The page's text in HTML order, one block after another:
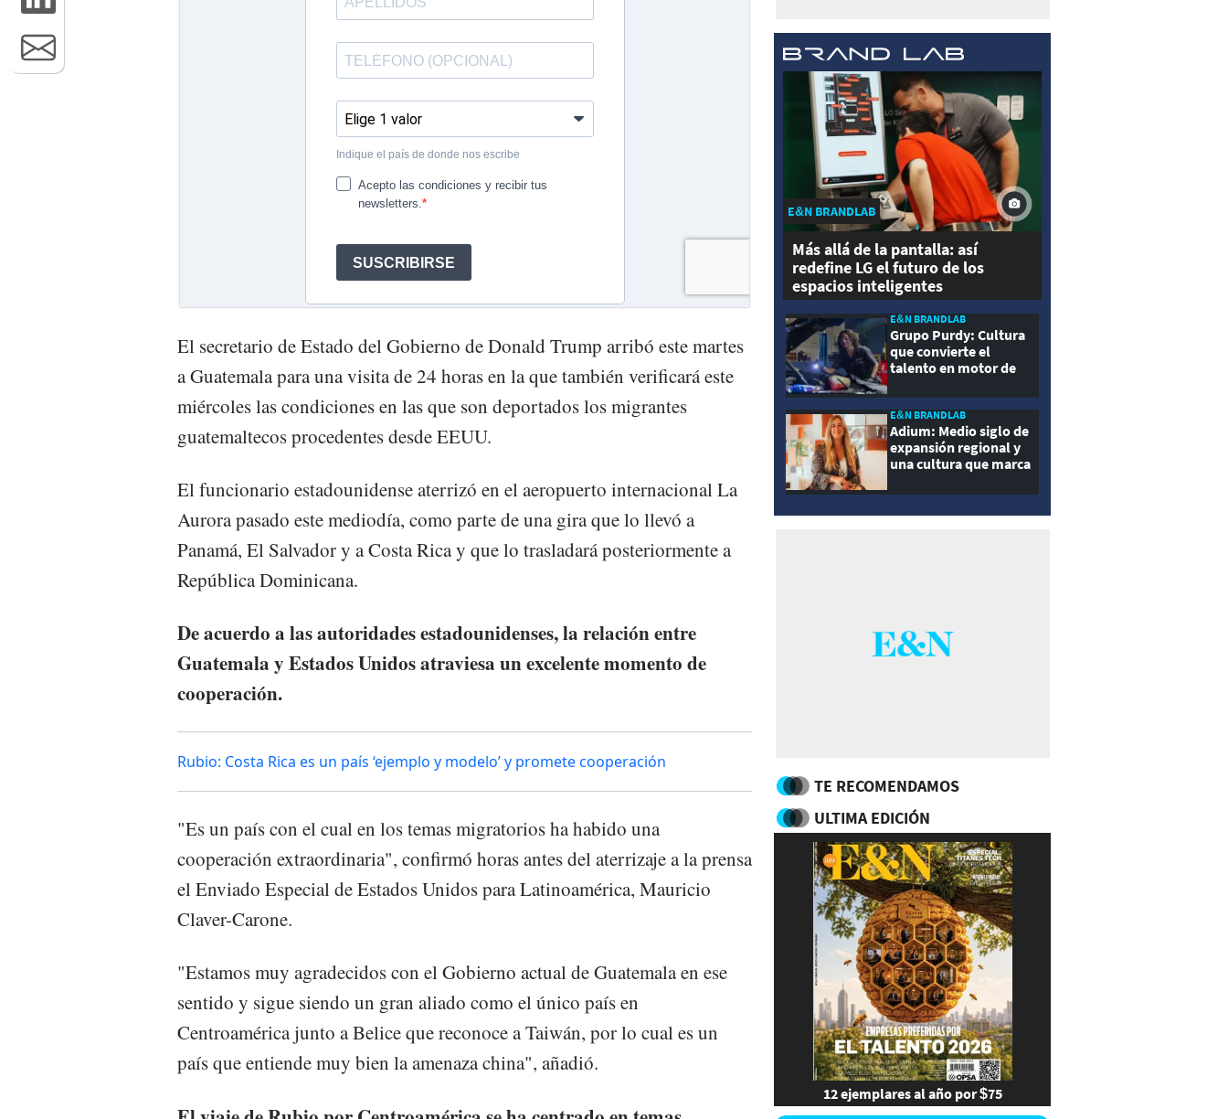
El secretario de Estado del Gobierno de Donald Trump arribó este martes
a Guatemala para una visita de 24 horas en la que también verificará este
miércoles las condiciones en las que son deportados los migrantes
guatemaltecos procedentes desde EEUU.
El funcionario estadounidense aterrizó en el aeropuerto internacional La
Aurora pasado este mediodía, como parte de una gira que lo llevó a
Panamá, El Salvador y a Costa Rica y que lo trasladará posteriormente a
República Dominicana.
De acuerdo a las autoridades estadounidenses, la relación entre
Guatemala y Estados Unidos atraviesa un excelente momento de
cooperación.
Rubio: Costa Rica es un país ‘ejemplo y modelo’ y promete cooperación
"Es un país con el cual en los temas migratorios ha habido una
cooperación extraordinaria", confirmó horas antes del aterrizaje a la prensa
el Enviado Especial de Estados Unidos para Latinoamérica, Mauricio
Claver-Carone.
"Estamos muy agradecidos con el Gobierno actual de Guatemala en ese
sentido y sigue siendo un gran aliado como el único país en
Centroamérica junto a Belice que reconoce a Taiwán, por lo cual es un
país que entiende muy bien la amenaza china", añadió.
E&N BRANDLAB
Más allá de la pantalla: así
redefine LG el futuro de los
espacios inteligentes
E&N BRANDLAB
Grupo Purdy: Cultura
que convierte el
talento en motor de
E&N BRANDLAB
Adium: Medio siglo de
expansión regional y
una cultura que marca
TE RECOMENDAMOS
ULTIMA EDICIÓN
12 ejemplares al año por $75